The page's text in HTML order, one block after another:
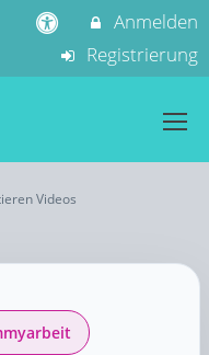
Anmelden
Registrierung
Videos